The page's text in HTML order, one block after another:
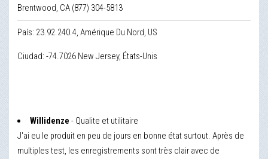
Brentwood, CA (877) 304-5813
País: 23.92.240.4, Amérique Du Nord, US
Ciudad: -74.7026 New Jersey, États-Unis
Willidenze - Qualite et utilitaire
J'ai eu le produit en peu de jours en bonne état surtout. Après de
multiples test, les enregistrements sont très clair avec de